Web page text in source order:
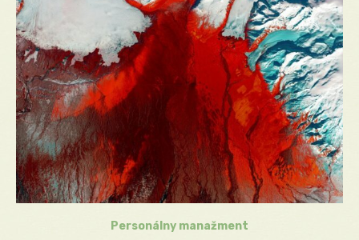
Personálny manažment